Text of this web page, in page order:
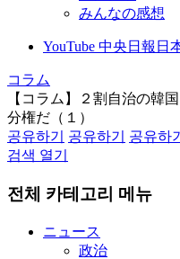
みんなの感想
YouTube 中央日報日
コラム
【コラム】２割自治の韓
分権だ（１）
공유하기
공유하기
공유하기
검색 열기
전체 카테고리 메뉴
ニュース
政治